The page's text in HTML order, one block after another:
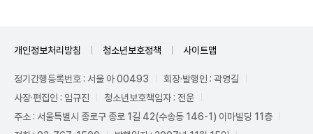
개인정보처리방침 청소년보호정책 사이트맵
정기간행등록번호 : 서울 아 00493
회장·발행인 : 곽영길
사장·편집인 : 임규진
청소년보호책임자 : 전운
주소 : 서울특별시 종로구 종로 1길 42(수송동 146-1) 이마빌딩 11층